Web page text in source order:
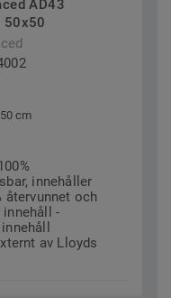
AD43
50x50
cm
innehåller
återvunnet och
innehåll -
av Lloyds